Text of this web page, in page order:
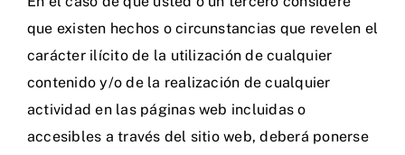
que existen hechos o circunstancias que revelen el
carácter ilícito de la utilización de cualquier
contenido y/o de la realización de cualquier
actividad en las páginas web incluidas o
accesibles a través del sitio web, deberá ponerse